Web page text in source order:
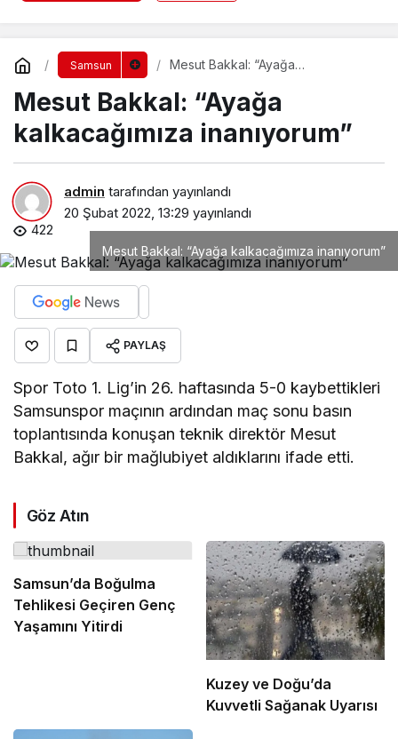
Samsun
Mesut Bakkal: “Ayağa
Mesut Bakkal: “Ayağa
kalkacağımıza inanıyorum”
admin tarafından yayınlandı
20 Şubat 2022, 13:29 yayınlandı
422
Mesut Bakkal: “Ayağa kalkacağımıza inanıyorum”
PAYLAŞ
Spor Toto 1. Lig’in 26. haftasında 5-0 kaybettikleri
Samsunspor maçının ardından maç sonu basın
toplantısında konuşan teknik direktör Mesut
Bakkal, ağır bir mağlubiyet aldıklarını ifade etti.
Göz Atın
Samsun’da Boğulma
Tehlikesi Geçiren Genç
Yaşamını Yitirdi
Kuzey ve Doğu’da
Kuvvetli Sağanak Uyarısı